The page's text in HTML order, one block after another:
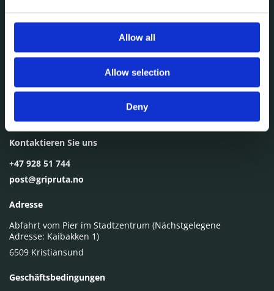
Allow all
Allow selection
Deny
Gripruta - Kristiansund kommunale Sundbåtvesen KF
Kontaktieren Sie uns
+47 928 51 744
post@gripruta.no
Adresse
Abfahrt vom Pier im Stadtzentrum (Nächstgelegene
Adresse: Kaibakken 1)
6509 Kristiansund
Geschäftsbedingungen